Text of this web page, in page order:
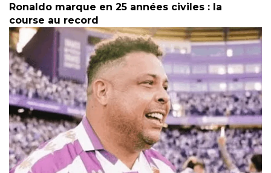
Ronaldo marque en 25 années civiles : la
course au record